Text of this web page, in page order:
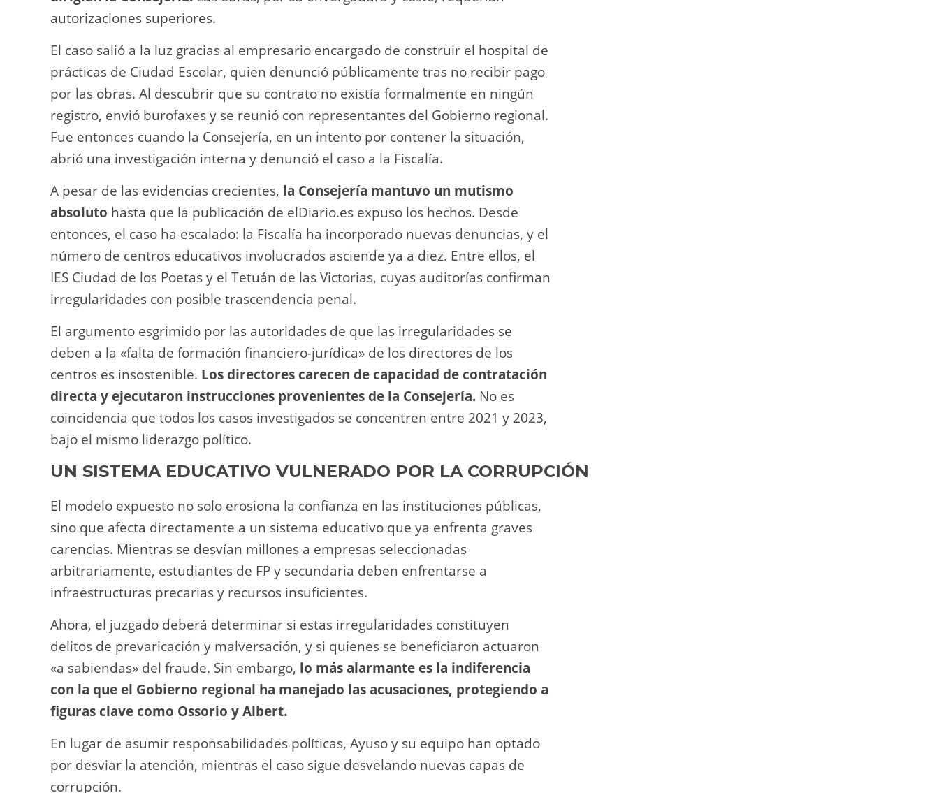
autorizaciones superiores.
El caso salió a la luz gracias al empresario encargado de construir el hospital de
prácticas de Ciudad Escolar, quien denunció públicamente tras no recibir pago
por las obras. Al descubrir que su contrato no existía formalmente en ningún
registro, envió burofaxes y se reunió con representantes del Gobierno regional.
Fue entonces cuando la Consejería, en un intento por contener la situación,
abrió una investigación interna y denunció el caso a la Fiscalía.
A pesar de las evidencias crecientes, la Consejería mantuvo un mutismo
absoluto hasta que la publicación de elDiario.es expuso los hechos. Desde
entonces, el caso ha escalado: la Fiscalía ha incorporado nuevas denuncias, y el
número de centros educativos involucrados asciende ya a diez. Entre ellos, el
IES Ciudad de los Poetas y el Tetuán de las Victorias, cuyas auditorías confirman
irregularidades con posible trascendencia penal.
El argumento esgrimido por las autoridades de que las irregularidades se
deben a la «falta de formación financiero-jurídica» de los directores de los
centros es insostenible. Los directores carecen de capacidad de contratación
directa y ejecutaron instrucciones provenientes de la Consejería. No es
coincidencia que todos los casos investigados se concentren entre 2021 y 2023,
bajo el mismo liderazgo político.
UN SISTEMA EDUCATIVO VULNERADO POR LA CORRUPCIÓN
El modelo expuesto no solo erosiona la confianza en las instituciones públicas,
sino que afecta directamente a un sistema educativo que ya enfrenta graves
carencias. Mientras se desvían millones a empresas seleccionadas
arbitrariamente, estudiantes de FP y secundaria deben enfrentarse a
infraestructuras precarias y recursos insuficientes.
Ahora, el juzgado deberá determinar si estas irregularidades constituyen
delitos de prevaricación y malversación, y si quienes se beneficiaron actuaron
«a sabiendas» del fraude. Sin embargo, lo más alarmante es la indiferencia
con la que el Gobierno regional ha manejado las acusaciones, protegiendo a
figuras clave como Ossorio y Albert.
En lugar de asumir responsabilidades políticas, Ayuso y su equipo han optado
por desviar la atención, mientras el caso sigue desvelando nuevas capas de
corrupción.